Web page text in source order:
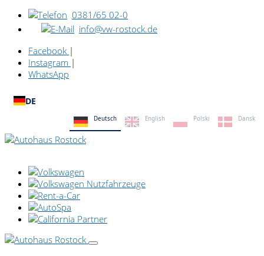
0381/65 02-0
info@vw-rostock.de
Facebook |
Instagram |
WhatsApp
DE
Deutsch English Polski Dansk